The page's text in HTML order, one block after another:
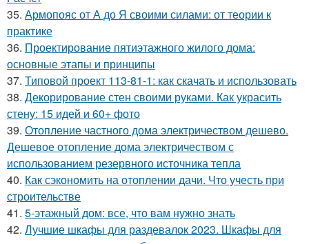
35. Армопояс от А до Я своими силами: от теории к
практике
36. Проектирование пятиэтажного жилого дома:
основные этапы и принципы
37. Типовой проект 113-81-1: как скачать и использовать
38. Декорирование стен своими руками. Как украсить
стену: 15 идей и 60+ фото
39. Отопление частного дома электричеством дешево.
Дешевое отопление дома электричеством с
использованием резервного источника тепла
40. Как сэкономить на отоплении дачи. Что учесть при
строительстве
41. 5-этажный дом: все, что вам нужно знать
42. Лучшие шкафы для раздевалок 2023. Шкафы для